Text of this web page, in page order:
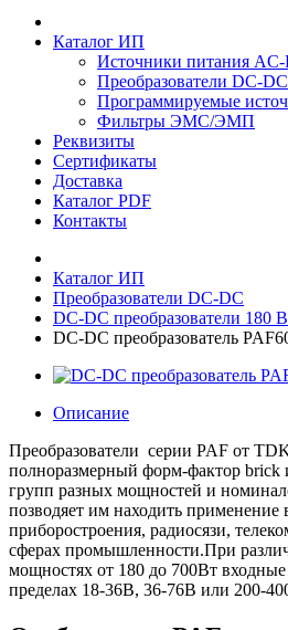
Каталог ИП
Источники питания AC-
Преобразователи DC-DC
Программируемые
Фильтры ЭМС/ЭМП
Реквизиты
Сертификаты
Доставка
Каталог PDF
Контакты
Каталог ИП
Преобразователи DC-DC
DC-DC преобразователи 180
DC-DC преобразователь
Описание
Преобразователи серии PAF от
полноразмерный форм-фактор brick
групп разных мощностей и
позводяет им находить применение
приборостроения, радиосязи,
сферах промышленности.При
мощностях от 180 до 700Вт
пределах 18-36В, 36-76В или 200-